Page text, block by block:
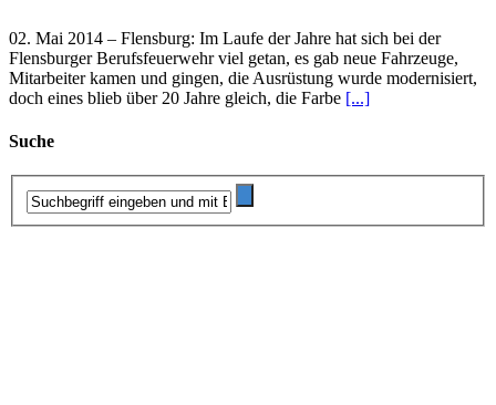
02. Mai 2014 – Flensburg: Im Laufe der Jahre hat sich bei der
Flensburger Berufsfeuerwehr viel getan, es gab neue Fahrzeuge,
Mitarbeiter kamen und gingen, die Ausrüstung wurde modernisiert,
doch eines blieb über 20 Jahre gleich, die Farbe [...]
Suche